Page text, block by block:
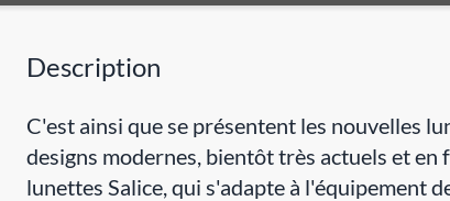
Description
C'est ainsi que se présentent les nouvelles
designs modernes, bientôt très actuels et
lunettes Salice, qui s'adapte à l'équipement